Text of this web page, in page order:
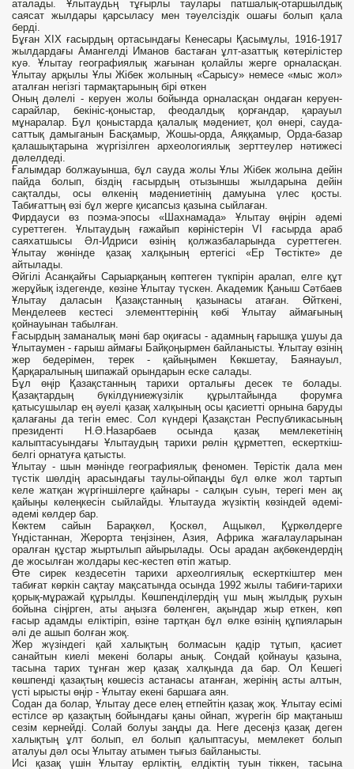
аталады. Ұлытаудьң тұғырлы таулары патшалық-отаршылдық
саясат жылдары қарсыласу мен тәуелсіздік ошағы болып қала
берді.
Бұған XIX ғасырдың ортасындағы Кенесары Қасымұлы, 1916-1917
жылдардағы Амангелді Иманов бастаған ұлт-азаттық көтерілістер
куә. Ұлытау географиялық жағынан қолайлы жерге орналасқан.
Ұлытау арқылы Ұлы Жібек жолының «Сарысу» немесе «мыс жол»
аталған негізгі тармақтарының бірі өткен
Оның дәлелі - керуен жолы бойында орналасқан ондаған керуен-
сарайлар, бекініс-қоныстар, феодалдық қорғандар, қарауыл
мұнаралар. Бұл қоныстарда қалалық мәдениет, қол өнері, сауда-
саттық дамыганын Басқамыр, Жошы-орда, Аяққамыр, Орда-базар
қалашықтарына жүргізілген археологиялық зерттеулер нәтижесі
дәлелдеді.
Ғалымдар болжауынша, бұл сауда жолы Ұлы Жібек жолына дейін
пайда болып, біздің ғасырдың отызыншы жылдарына дейін
сақталды, осы өлкенің мәдениетінің дамуына үлес қосты.
Табиғаттың өзі бұл жерге қисапсыз қазына сыйлаған.
Фирдауси өз поэма-эпосы «Шахнамада» Ұлытау өңірін әдемі
суреттеген. Ұлытаудың ғажайып көріністерін VI ғасырда араб
саяхатшысы Әл-Идриси өзінің қолжазбаларында суреттеген.
Ұлытау жөнінде қазақ халқының ертегісі «Ер Төстікте» де
айтылады.
Әйгілі Асанқайғы Сарыарқаның көптеген түкпірін аралап, елге құт
жерұйық іздегенде, көзіне Ұлытау түскен. Академик Қаныш Сәтбаев
Ұлытау даласын Қазақстанның қазынасы атаған. Өйткені,
Менделеев кестесі элементтерінің көбі Ұлытау аймағының
қойнауынан табылған.
Ғасырдың заманалық мәні бар оқиғасы - адамның ғарышқа ұшуы да
Ұлытаумен - ғарыш аймағы Байқоңырмен байланысты. Ұлытау өзінің
жер бедерімен, терек - қайыңымен Көкшетау, Баянауыл,
Қарқаралының шипажай орындарын еске салады.
Бұл өңір Қазақстанның тарихи орталығы десек те болады.
Қазақтардың бүкілдүниежүзілік құрылтайында форумға
қатысушылар ең әуелі қазақ халқының осы қасиетті орнына баруды
қалағаны да тегін емес. Сол күндері Қазақстан Республикасының
президенті Н.Ә.Назарбаев осында қазақ мемлекетінің
калыптасуындағы Ұлытаудың тарихи рөлін құрметтеп, ескерткіш-
белгі орнатуға қатысты.
Ұлытау - шын мәнінде географиялық феномен. Терістік дала мен
түстік шөлдің арасындағы таулы-ойпаңды бұл өлке жол тартып
келе жатқан жүргіншілерге қайнары - салқын суын, терегі мен ақ
қайыңы көлеңкесін сыйлайды. Ұлытауда жүзіктің көзіндей әдемі-
әдемі көлдер бар.
Көктем сайын Барақкөл, Қоскөл, Ащыкөл, Құркөлдерге
Үндістаннан, Жерорта теңізінен, Азия, Африка жағалауларынан
оралған құстар жыртылып айырылады. Осы арадан ақбөкендердің
де жосылған жолдары кес-кестеп өтіп жатыр.
Өте сирек кездесетін тарихи археолгиялық ескерткіштер мен
табиғат көркін сақтау мақсатында осында 1992 жылы табиғи-тарихи
қорық-мұражай құрылды. Көшпенділердің үш мың жылдық рухын
бойына сіңірген, аты аңызға бөленген, ақындар жыр еткен, көп
ғасыр адамды еліктіріп, өзіне тартқан бұл өлке өзінің құпияларын
әлі де ашып болған жоқ.
Жер жүзіндегі қай халықтың болмасын қадір тұтып, қасиет
санайтын киелі мекені болары анық. Сондай қойнауы қазына,
тасына тарих тұнған жер қазақ халқында да бар. Ол Кешегі
көшпенді қазақтың көшесіз астанасы атанған, жерінің асты алтын,
үсті ырысты өңір - Ұлытау екені баршаға аян.
Содан да болар, Ұлытау десе елең етпейтін қазақ жоқ. Ұлытау есімі
естілсе әр қазақтың бойындағы қаны ойнап, жүрегін бір мақтаныш
сезім кернейді. Солай болуы заңды да. Неге десеңіз қазақ деген
халықтың ұлт болып, ел болып қалыптасуы, мемлекет болып
аталуы дәл осы Ұлытау атымен тығыз байланысты.
Исі қазақ үшін Ұлытау ерліктің, елдіктің туын тіккен, тасына